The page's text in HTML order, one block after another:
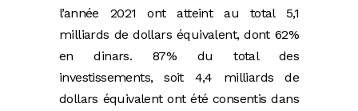
l’année 2021 ont atteint au total 5,1
milliards de dollars équivalent, dont 62%
en dinars. 87% du total des
investissements, soit 4,4 milliards de
dollars équivalent ont été consentis dans